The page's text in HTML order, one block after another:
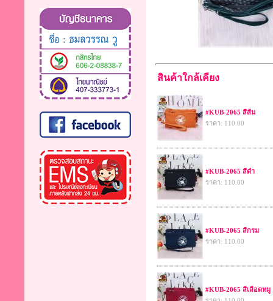
สินค้าใกล้เคียง
#KUB-2065 สีส้ม
ราคา: 110.00
#KUB-2065 สีดำ
ราคา: 110.00
#KUB-2065 สีกรม
ราคา: 110.00
#KUB-2065 สีเลือดหมู